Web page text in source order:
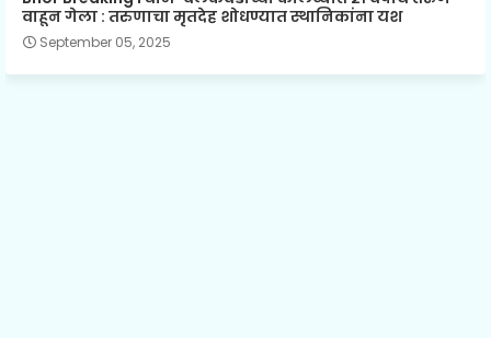
वाहून गेला : तरुणाचा मृतदेह शोधण्यात स्थानिकांना यश
September 05, 2025